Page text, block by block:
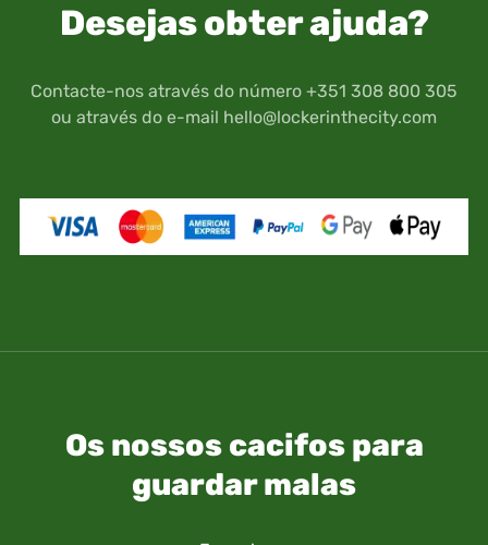
Desejas obter ajuda?
Contacte-nos através do número +351 308 800 305
ou através do e-mail hello@lockerinthecity.com
Os nossos cacifos para
guardar malas